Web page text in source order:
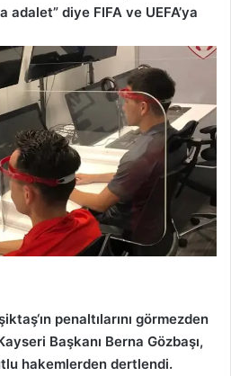
adalet” diye FIFA ve UEFA’ya
penaltılarını görmezden
Başkanı Berna Gözbaşı,
hakemlerden dertlendi.